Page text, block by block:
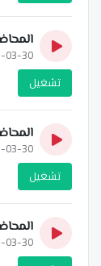
15:58:53
تشغيل
15:59:21
تشغيل
16:00:07